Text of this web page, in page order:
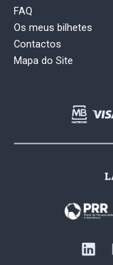
FAQ
Os meus bilhetes
Contactos
Mapa do Site